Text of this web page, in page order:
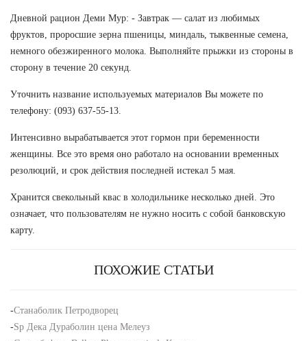
Дневной рацион Деми Мур: - Завтрак — салат из любимых
фруктов, проросшие зерна пшеницы, миндаль, тыквенные семена,
немного обезжиренного молока. Выполняйте прыжки из стороны в
сторону в течение 20 секунд.
Уточнить название используемых материалов Вы можете по
телефону: (093) 637-55-13.
Интенсивно вырабатывается этот гормон при беременности
женщины. Все это время оно работало на основании временных
резолюций, и срок действия последней истекал 5 мая.
Хранится свекольный квас в холодильнике несколько дней. Это
означает, что пользователям не нужно носить с собой банковскую
карту.
ПОХОЖИЕ СТАТЬИ
-Станаболик Петродворец
-Sp Дека Дураболин цена Мелеуз